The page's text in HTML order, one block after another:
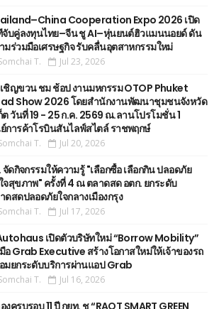
Cooperation Expo 2026 เปิด
จับคู่ลงทุนไทย–จีน ชู AI–หุ่นยนต์ฮิวแมนนอยด์ ดัน
มร่วมมือเศรษฐกิจ รับคลื่นอุตสาหกรรมใหม่
T. Jul 23, 2026
ชิญขวน ชม ช้อป งานมหกรรม OTOP Phuket
Show 2026 โดยสำนักงานพัฒนาชุมชนจังหวัด
ต วันที่ 19 - 25 ก.ค. 2569 ณ.ลานโปรโมชั่น 1
การค้าโรบินสันไลฟ์สไตล์ ราชพฤกษ์
T. Jul 20, 2026
จัดกิจกรรมให้ความรู้ "เลือกซื้อ เลือกกิน ปลอดภัย
จสุขภาพ" ครั้งที่ 4 ณ ตลาดสด อตก. ยกระดับ
ดสดปลอดภัยใจกลางเมืองกรุง
T. Jul 17, 2026
เปิดตัวบริษัทใหม่ “Borrow Mobility”
อ Grab Executive สร้างโอกาสใหม่ให้เจ้าของรถ
มยกระดับบริการผ่านแอป Grab
T. Jul 16, 2026
งครบรอบ 11 ปี กยท. ชู “RAOT SMART GREEN